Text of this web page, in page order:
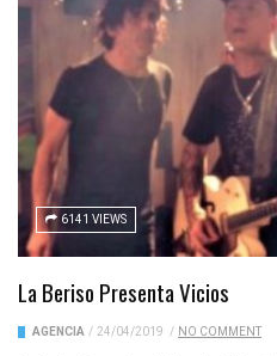
6141 VIEWS
La Beriso Presenta Vicios
AGENCIA / 24/04/2019 / NO COMMENT